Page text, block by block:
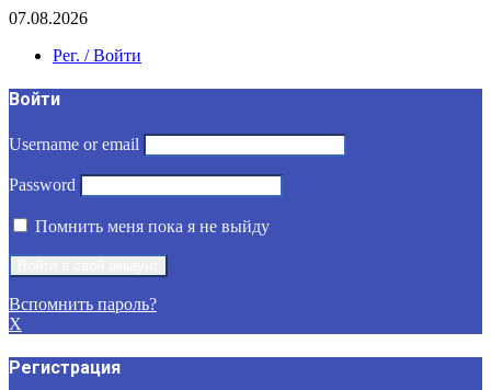
07.08.2026
Рег. / Войти
Войти
Username or email
Password
Помнить меня пока я не выйду
Вспомнить пароль?
X
Регистрация